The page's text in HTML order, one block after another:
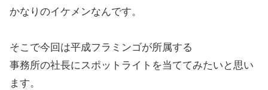
かなりのイケメンなんです。
そこで今回は平成フラミンゴが所属する
事務所の社長にスポットライトを当ててみたいと思い
ます。